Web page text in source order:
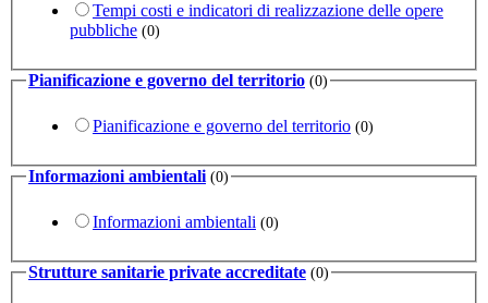
Tempi costi e indicatori di realizzazione delle opere
pubbliche (0)
Pianificazione e governo del territorio (0)
Pianificazione e governo del territorio (0)
Informazioni ambientali (0)
Informazioni ambientali (0)
Strutture sanitarie private accreditate (0)